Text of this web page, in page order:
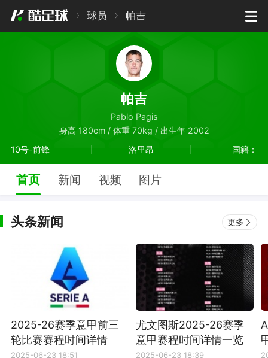
球员 帕吉
帕吉
Pablo Pagis
身高 180cm / 体重 70kg / 出生年 2002
10号-前锋
洛里昂 国籍：
首页 新闻 视频 图片
头条新闻 更多
2025-26赛季意甲前三
轮比赛赛程时间详情
2025-06-23 18:51
尤文图斯2025-26赛季
意甲赛程时间详情一览
2025-06-23 18:39